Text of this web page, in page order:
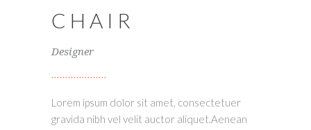
CHAIR
Designer
Lorem ipsum dolor sit amet, consectetuer
gravida nibh vel velit auctor aliquet.Aenean